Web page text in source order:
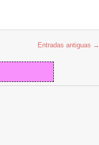
Entradas antiguas →